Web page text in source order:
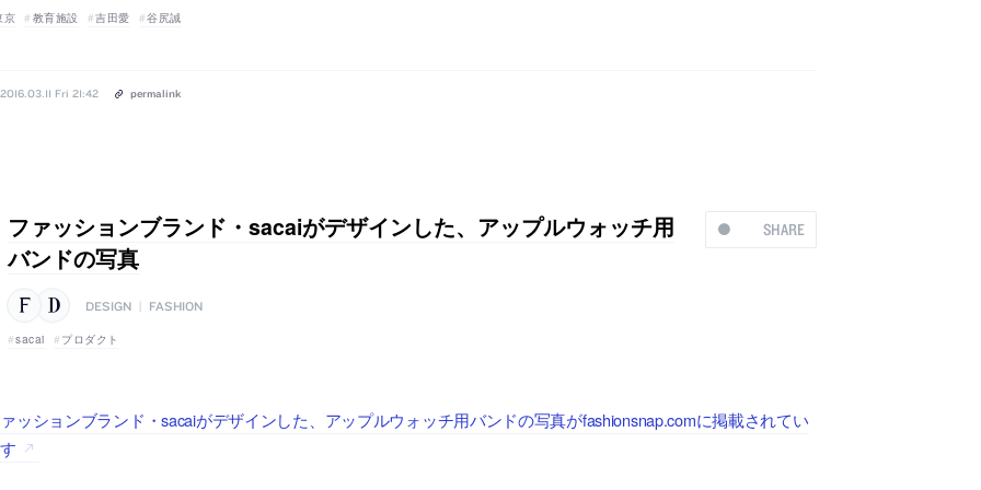
京 教育施設 吉田愛 谷尻誠
2016.03.11 Fri 21:42 permalink
SHARE
ファッションブランド・sacaiがデザインした、アップルウォッチ用
バンドの写真
DESIGN | FASHION
sacai プロダクト
ッションブランド・sacaiがデザインした、アップルウォッチ用バンドの写真がfashionsnap.comに掲載されてい